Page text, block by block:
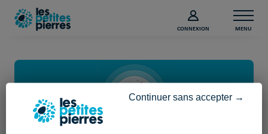
CONNEXION MENU
Continuer sans accepter →